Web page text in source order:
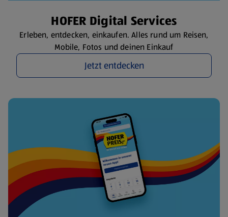
HOFER Digital Services
Erleben, entdecken, einkaufen. Alles rund um Reisen,
Mobile, Fotos und deinen Einkauf
Jetzt entdecken